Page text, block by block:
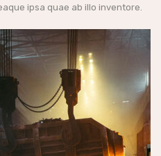
ipsa quae ab illo inventore.